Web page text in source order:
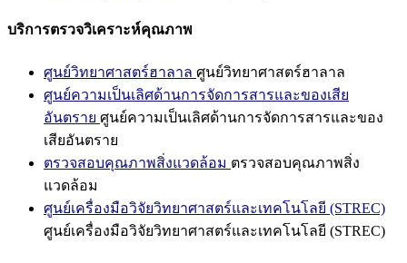
บริการตรวจวิเคราะห์คุณภาพ
ศูนย์วิทยาศาสตร์ฮาลาล ศูนย์วิทยาศาสตร์ฮาลาล
ศูนย์ความเป็นเลิศด้านการจัดการสารและของเสีย
อันตราย ศูนย์ความเป็นเลิศด้านการจัดการสารและของ
เสียอันตราย
ตรวจสอบคุณภาพสิ่งแวดล้อม ตรวจสอบคุณภาพสิ่ง
แวดล้อม
ศูนย์เครื่องมือวิจัยวิทยาศาสตร์และเทคโนโลยี (STREC)
ศูนย์เครื่องมือวิจัยวิทยาศาสตร์และเทคโนโลยี (STREC)